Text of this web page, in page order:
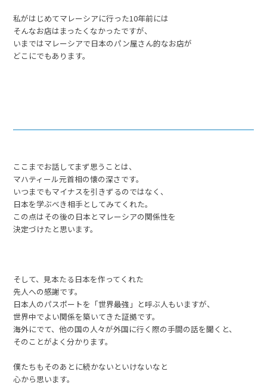
私がはじめてマレーシアに行った10年前には
そんなお店はまったくなかったですが、
いまではマレーシアで日本のパン屋さん的なお店が
どこにでもあります。
ここまでお話してまず思うことは、
マハティール元首相の懐の深さです。
いつまでもマイナスを引きずるのではなく、
日本を学ぶべき相手としてみてくれた。
この点はその後の日本とマレーシアの関係性を
決定づけたと思います。
そして、見本たる日本を作ってくれた
先人への感謝です。
日本人のパスポートを「世界最強」と呼ぶ人もいますが、
世界中でよい関係を築いてきた証拠です。
海外にでて、他の国の人々が外国に行く際の手間の話を聞くと、
そのことがよく分かります。
僕たちもそのあとに続かないといけないなと
心から思います。